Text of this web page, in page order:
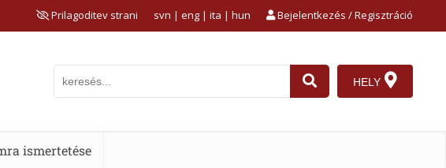
Prilagoditev strani Bejelentkezés / Regisztráció
svn | eng | ita | hun
HELY
ismertetése